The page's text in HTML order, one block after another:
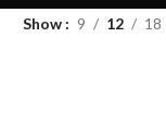
Show 9 12 18